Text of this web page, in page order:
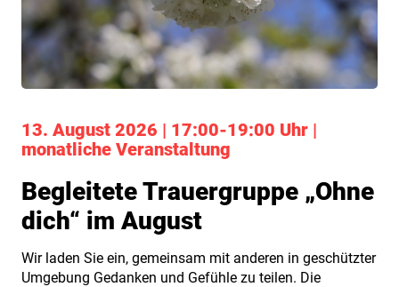
13. August 2026 | 17:00-19:00 Uhr |
monatliche Veranstaltung
Begleitete Trauergruppe „Ohne
dich“ im August
Wir laden Sie ein, gemeinsam mit anderen in geschützter
Umgebung Gedanken und Gefühle zu teilen. Die